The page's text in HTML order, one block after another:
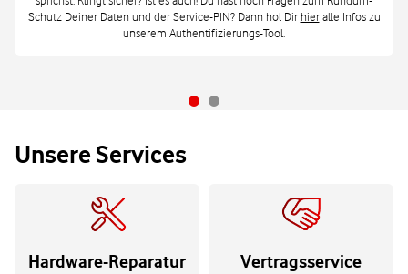
Schutz Deiner Daten und der Service-PIN? Dann hol Dir hieralle Infos zu
unserem Authentifizierungs-Tool.
Unsere Services
Hardware-Reparatur Vertragsservice